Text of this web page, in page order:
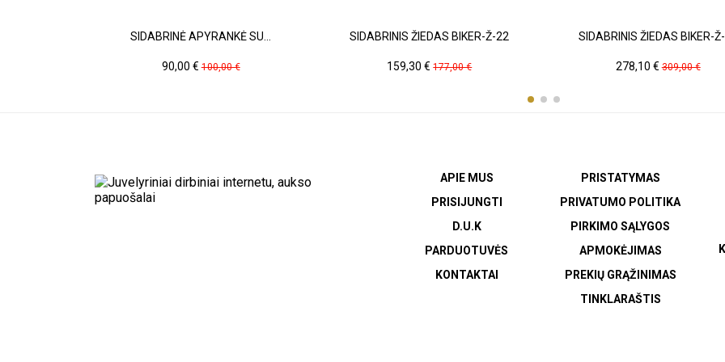
SIDABRINĖ APYRANKĖ SU...
Kaina
90,00 €Pradinė
kaina
100,00 €
SIDABRINIS ŽIEDAS BIKER-Ž-22
Kaina
159,30 € Pradinė
kaina
177,00 €
SIDABRINIS ŽIEDAS BIKER-
Kaina
278,10 €Pradinė
kaina
309,00 €
APIE MUS
PRISIJUNGTI
D.U.K
PARDUOTUVĖS
KONTAKTAI
PRISTATYMAS
PRIVATUMO POLITIKA
PIRKIMO SĄLYGOS
APMOKĖJIMAS
PREKIŲ GRĄŽINIMAS
TINKLARAŠTIS